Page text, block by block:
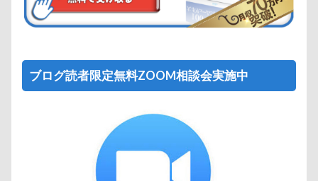
ブログ読者限定無料ZOOM相談会実施中